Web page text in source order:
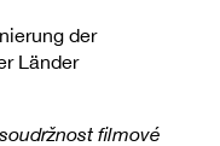
der
Länder
filmové